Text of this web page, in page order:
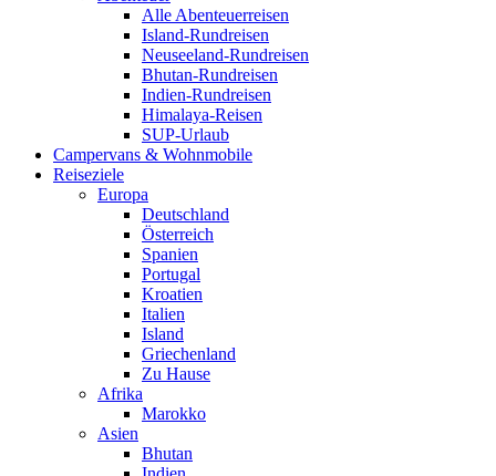
Alle Abenteuerreisen
Island-Rundreisen
Neuseeland-Rundreisen
Bhutan-Rundreisen
Indien-Rundreisen
Himalaya-Reisen
SUP-Urlaub
Campervans & Wohnmobile
Reiseziele
Europa
Deutschland
Österreich
Spanien
Portugal
Kroatien
Italien
Island
Griechenland
Zu Hause
Afrika
Marokko
Asien
Bhutan